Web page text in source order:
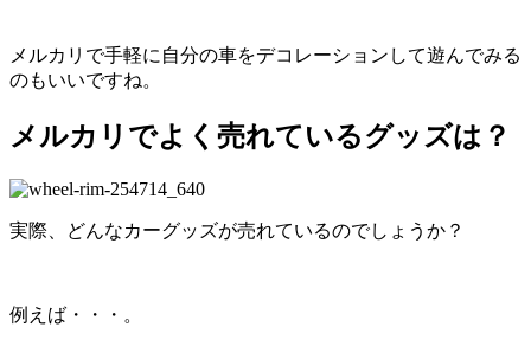
メルカリで手軽に自分の車をデコレーションして遊んでみる
のもいいですね。
メルカリでよく売れているグッズは？
実際、どんなカーグッズが売れているのでしょうか？
例えば・・・。